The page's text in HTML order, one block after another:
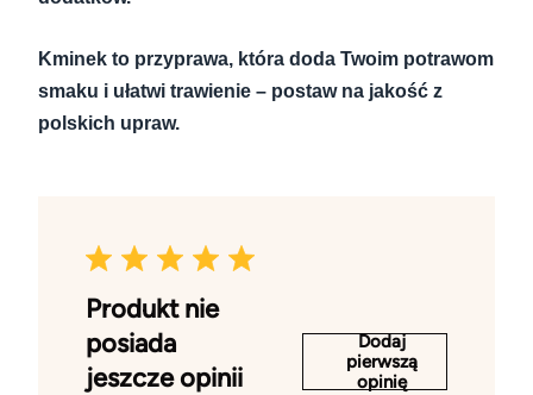
Kminek to przyprawa, która doda Twoim potrawom
smaku i ułatwi trawienie – postaw na jakość z
polskich upraw.
Produkt nie
posiada
jeszcze opinii
Dodaj
pierwszą
opinię